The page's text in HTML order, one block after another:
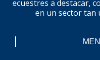
ecuestres a destacar,
en un sector tan